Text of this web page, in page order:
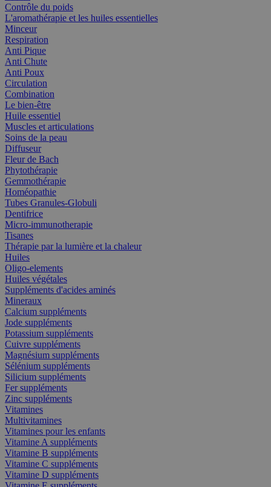
Contrôle du poids
L'aromathérapie et les huiles essentielles
Minceur
Respiration
Anti Pique
Anti Chute
Anti Poux
Circulation
Combination
Le bien-être
Huile essentiel
Muscles et articulations
Soins de la peau
Diffuseur
Fleur de Bach
Phytothérapie
Gemmothérapie
Homéopathie
Tubes Granules-Globuli
Dentifrice
Micro-immunotherapie
Tisanes
Thérapie par la lumière et la chaleur
Huiles
Oligo-elements
Huiles végétales
Suppléments d'acides aminés
Mineraux
Calcium suppléments
Jode suppléments
Potassium suppléments
Cuivre suppléments
Magnésium suppléments
Sélénium suppléments
Silicium suppléments
Fer suppléments
Zinc suppléments
Vitamines
Multivitamines
Vitamines pour les enfants
Vitamine A suppléments
Vitamine B suppléments
Vitamine C suppléments
Vitamine D suppléments